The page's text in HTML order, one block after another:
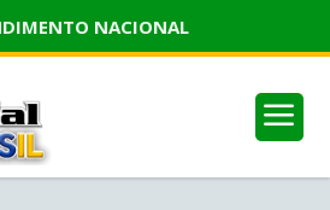
NACIONAL
a